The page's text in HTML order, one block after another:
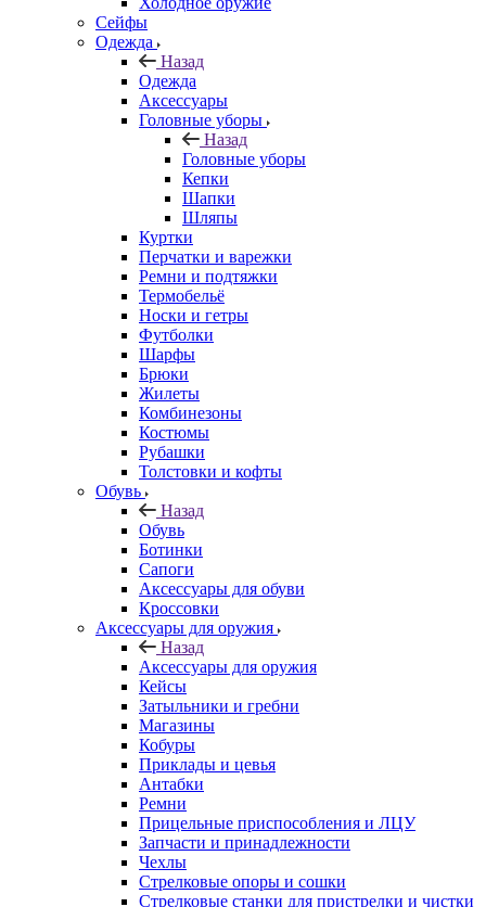
Сейфы
Одежда
Назад
Одежда
Аксессуары
Головные уборы
Назад
Головные уборы
Кепки
Шапки
Шляпы
Куртки
Перчатки и варежки
Ремни и подтяжки
Термобельё
Носки и гетры
Футболки
Шарфы
Брюки
Жилеты
Комбинезоны
Костюмы
Рубашки
Толстовки и кофты
Обувь
Назад
Обувь
Ботинки
Сапоги
Аксессуары для обуви
Кроссовки
Аксессуары для оружия
Назад
Аксессуары для оружия
Кейсы
Затыльники и гребни
Магазины
Кобуры
Приклады и цевья
Антабки
Ремни
Прицельные приспособления и ЛЦУ
Запчасти и принадлежности
Чехлы
Стрелковые опоры и сошки
Стрелковые станки для пристрелки и чистки